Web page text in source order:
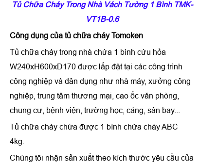
Tủ Chữa Cháy Trong Nhà Vách Tường 1 Bình TMK-
VT1B-0.6
Công dụng của tủ chữa cháy Tomoken
Tủ chữa cháy trong nhà chứa 1 bình cứu hỏa
W240xH600xD170 được lắp đặt tại các công trình
công nghiệp và dân dụng như nhà máy, xưởng công
nghiệp, trung tâm thương mại, cao ốc văn phòng,
chung cư, bệnh viện, trường học, cảng, sân bay...
Tủ chữa cháy chứa được 1 bình chữa cháy ABC
4kg.
Chúng tôi nhận sản xuất theo kích thước yêu cầu của